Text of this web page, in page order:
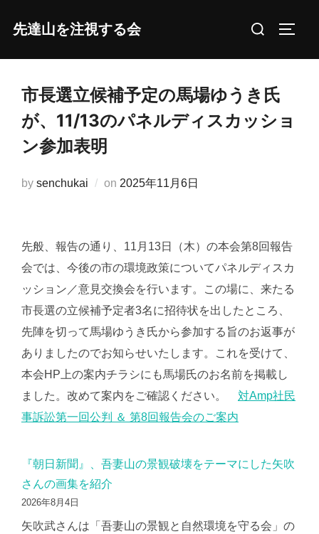
先達山を注視する会
検
対
市長選立候補予定の馬場ゆうき氏
が、11/13のパネルディスカッショ
ン参加表明
by senchukai on 投
2025年11月6日
先般、報告の通り、11月13日（木）の本会第8回報告
会では、今後の市の環境政策についてパネルディスカ
ッション／意見交換会を行います。この場に、来たる
市長選の立候補予定者3名に招待状を出したところ、
先陣を切って馬場ゆうき氏から参加する旨のお返事が
ありましたのでお知らせいたします。これを受けて、
本会HP上の案内チラシにも馬場氏のお名前を掲載し
ました。改めて案内をご確認ください。 対Amp社民
事訴訟第一回公判 ＆ 第8回報告会のご案内
『朝日新聞』、吾妻山の景観破壊をテーマにした矢吹
さんの画集を紹介
2026年8月4日
矢吹武さんは「吾妻山の景観と自然環境を守る会」の